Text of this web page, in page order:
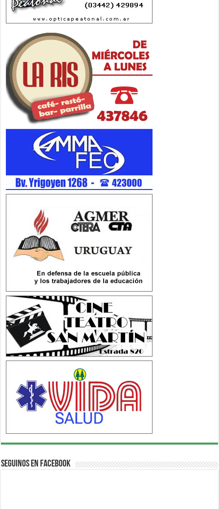
Seguinos en Facebook